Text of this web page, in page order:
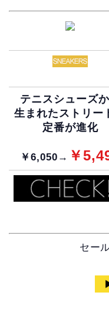
テニスシューズ
生まれたストリー
定番が進化
￥6,050→ ￥
セー